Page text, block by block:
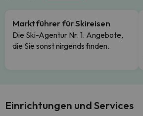
Marktführer für Skireisen
Die Ski-Agentur Nr. 1. Angebote,
die Sie sonst nirgends finden.
Einrichtungen und Services